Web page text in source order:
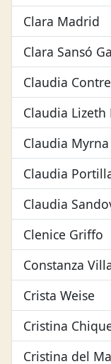
Clara Madrid
Clara Sansó
Claudia
Claudia
Claudia
Claudia
Claudia
Clenice Griffo
Constanza
Crista Weise
Cristina
Cristina del